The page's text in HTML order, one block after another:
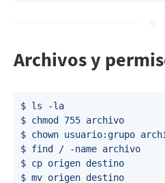
Archivos y
$ ls -la                    #
$ chmod 755 archivo
$ chown usuario:grupo
$ find / -name archivo
$ cp origen destino
$ mv origen destino